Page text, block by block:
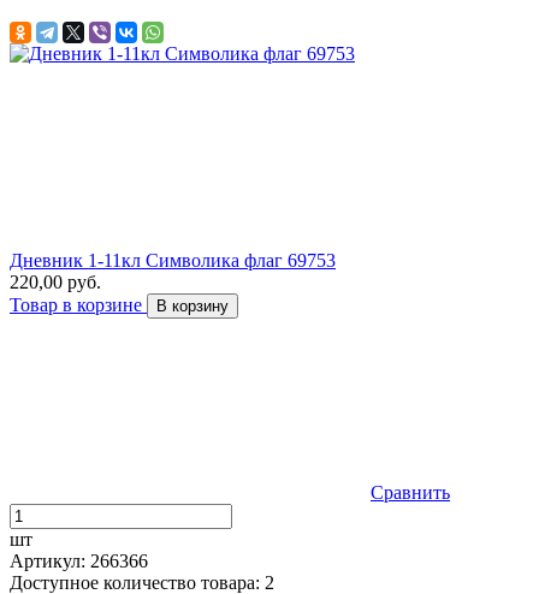
Дневник 1-11кл Символика флаг 69753
220,00 руб.
Товар в корзине
В корзину
Сравнить
шт
Артикул: 266366
Доступное количество товара: 2